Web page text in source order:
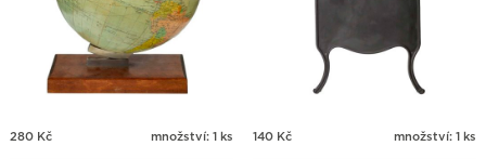
280 Kč množství: 1 ks 140 Kč množství: 1 ks